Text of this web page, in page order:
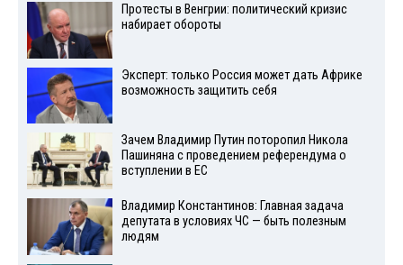
Протесты в Венгрии: политический кризис
набирает обороты
Эксперт: только Россия может дать Африке
возможность защитить себя
Зачем Владимир Путин поторопил Никола
Пашиняна с проведением референдума о
вступлении в ЕС
Владимир Константинов: Главная задача
депутата в условиях ЧС — быть полезным
людям